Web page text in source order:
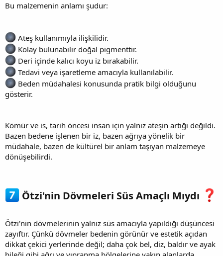
Bu malzemenin anlamı şudur:
Ateş kullanımıyla ilişkilidir.
Kolay bulunabilir doğal pigmenttir.
Deri içinde kalıcı koyu iz bırakabilir.
Tedavi veya işaretleme amacıyla kullanılabilir.
Beden müdahalesi konusunda pratik bilgi olduğunu
gösterir.
Kömür ve is, tarih öncesi insan için yalnız ateşin artığı değildi.
Bazen bedene işlenen bir iz, bazen ağrıya yönelik bir
müdahale, bazen de kültürel bir anlam taşıyan malzemeye
dönüşebilirdi.
Ötzi'nin Dövmeleri Süs Amaçlı Mıydı
Ötzi'nin dövmelerinin yalnız süs amacıyla yapıldığı düşüncesi
zayıftır. Çünkü dövmeler bedenin görünür ve estetik açıdan
dikkat çekici yerlerinde değil; daha çok bel, diz, baldır ve ayak